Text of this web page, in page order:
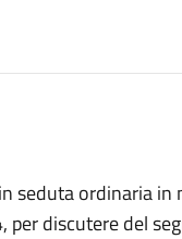
seduta ordinaria
discutere del